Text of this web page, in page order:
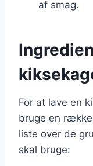
af smag.
For at lave en
bruge en
liste over de
skal bruge: